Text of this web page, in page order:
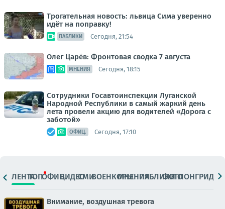
Трогательная новость: львица Сима уверенно
идёт на поправку!
ПАБЛИКИ Сегодня, 21:54
Олег Царёв: Фронтовая сводка 7 августа
МНЕНИЯ Сегодня, 18:15
Сотрудники Госавтоинспекции Луганской
Народной Республики в самый жаркий день
лета провели акцию для водителей «Дорога с
заботой»
ОФИЦ. Сегодня, 17:10
ЛЕНТАТОПОФИЦ.ВИДЕОСМИВОЕНКОРЫМНЕНИЯПАБЛИКИ
ФОТОЛОНГРИДЫ
Внимание, воздушная тревога